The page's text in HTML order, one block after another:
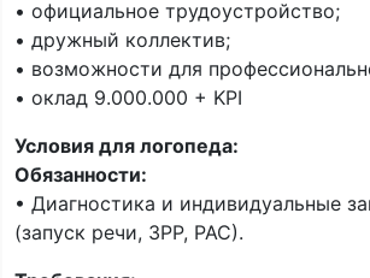
• официальное трудоустройство;
• дружный коллектив;
• возможности для
• оклад 9.000.000 + KPI
Условия для логопеда:
Обязанности:
• Диагностика и индивидуальные
(запуск речи, ЗРР, РАС).